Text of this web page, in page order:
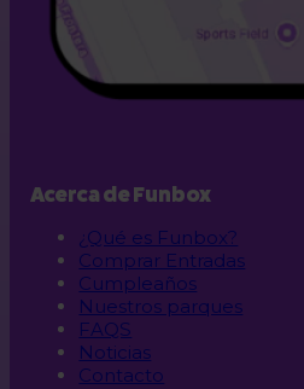
Acerca de Funbox
¿Qué es Funbox?
Comprar Entradas
Cumpleaños
Nuestros parques
FAQS
Noticias
Contacto